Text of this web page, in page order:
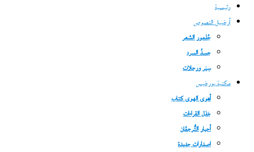
رئيسية
أرخبيل النصوص
جُذمور الشعر
جسدُ السرد
سِيَر ورحلات
مكتبة بورخيس
أهوى الهوى كتاب
جَدَل القراءات
أحبار التُّرجمُان
اصدارات جديدة